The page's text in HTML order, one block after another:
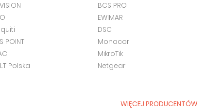
POINT
Polska
BCS PRO
EWIMAR
DSC
Monacor
MikroTik
Netgear
WIĘCEJ PRODUCENTÓW